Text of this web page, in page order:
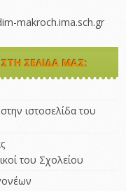
makroch.ima.sch.gr
ΣΤΗ ΣΕΛΊΔΑ ΜΑΣ:
ιστοσελίδα του
του Σχολείου